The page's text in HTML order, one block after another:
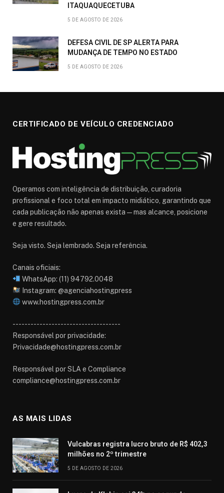
ITAQUAQUECETUBA
5 DE AGOSTO DE 2026
DEFESA CIVIL DE SP ALERTA PARA
MUDANÇA DE TEMPO NO ESTADO
5 DE AGOSTO DE 2026
CERTIFICADO DE VEÍCULO CREDENCIADO
Operamos com inteligência de distribuição, curadoria
profissional e foco total em impacto midiático, garantindo que
cada publicação não apenas exista — mas alcance, posicione
e gere resultado.
Seja visto. Seja lembrado. Seja referência.
Canais oficiais:
WhatsApp: (11) 94792.0048
Instagram: @agenciahostingpress
www.hostingpress.com.br⁠
------------------------------------
Responsável por privacidade:
Privacidade@hostingpress.com.br
Responsável por SLA e Compliance
compliance@hostingpress.com.br
AS MAIS LIDAS
Vulcabras registra lucro bruto de R$ 402,3
milhões no 2º trimestre
5 DE AGOSTO DE 2026